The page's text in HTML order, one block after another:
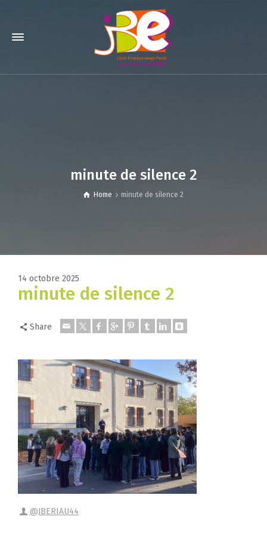
minute de silence 2
Home minute de silence 2
14 octobre 2025
minute de silence 2
Share
@JBERIAU44